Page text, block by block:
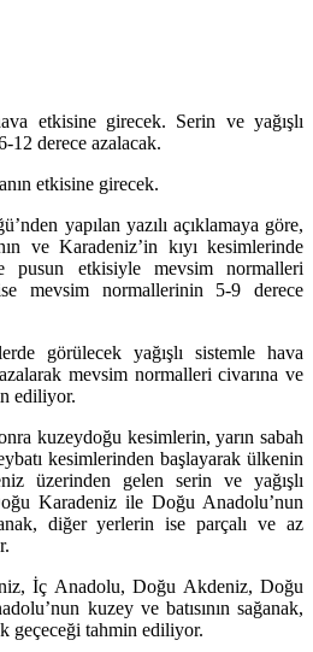
etkisine girecek. Serin ve yağışlı
12 derece azalacak.
etkisine girecek.
yapılan yazılı açıklamaya göre,
ve Karadeniz’in kıyı kesimlerinde
pusun etkisiyle mevsim normalleri
mevsim normallerinin 5-9 derece
görülecek yağışlı sistemle hava
mevsim normalleri civarına ve
ediliyor.
kuzeydoğu kesimlerin, yarın sabah
kesimlerinden başlayarak ülkenin
üzerinden gelen serin ve yağışlı
Karadeniz ile Doğu Anadolu’nun
diğer yerlerin ise parçalı ve az
İç Anadolu, Doğu Akdeniz, Doğu
kuzey ve batısının sağanak,
geçeceği tahmin ediliyor.